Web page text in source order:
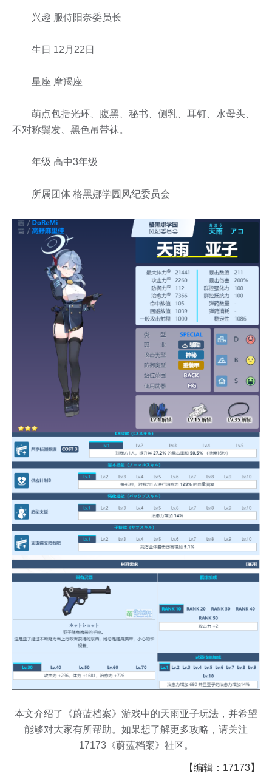
兴趣 服侍阳奈委员长
生日 12月22日
星座 摩羯座
萌点包括光环、腹黑、秘书、侧乳、耳钉、水母头、
不对称鬓发、黑色吊带袜。
年级 高中3年级
所属团体 格黑娜学园风纪委员会
本文介绍了《蔚蓝档案》游戏中的天雨亚子玩法，并希望
能够对大家有所帮助。如果想了解更多攻略，请关注
17173《蔚蓝档案》社区。
【编辑：17173】